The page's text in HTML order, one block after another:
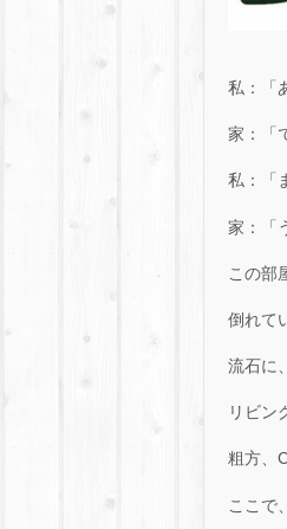
私：「
家：「
私：「
家：「
この部
倒れて
流石に
リビン
粗方、
ここで